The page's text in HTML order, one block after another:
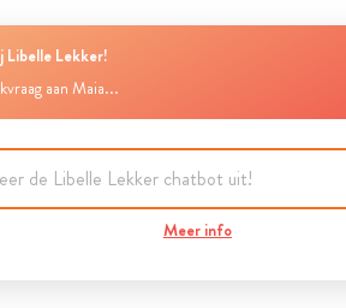
Libelle Lekker!
aan Maia...
Meer info